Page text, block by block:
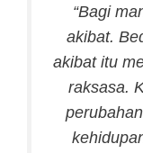
“Bagi
akibat.
akibat itu
raksasa.